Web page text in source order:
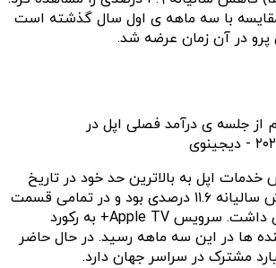
با سه ماهه ی اول سال گذشته است
در آن زمان عرضه شد.
اپل به بالاترین حد خود در تاریخ
رسید و شاهد افزایش سالیانه ۱۱.۶ درصدی بود و در تمامی قسمت
ها نمایش قدرتمندی داشت. سرویس Apple TV+ به رکورد
ها در این سه ماهه رسید. در حال حاضر
مشترک در سراسر جهان دارد.